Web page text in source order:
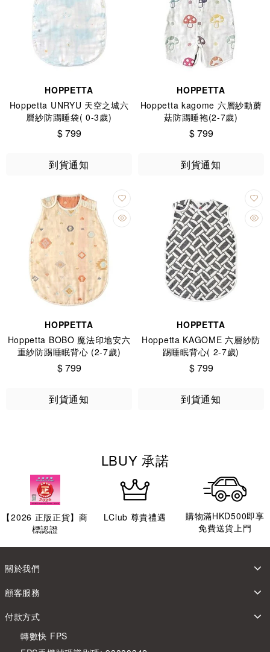
HOPPETTA
Hoppetta UNRYU 天空之城六
層紗防踢睡袋( 0-3歲)
$ 799
到貨通知
HOPPETTA
Hoppetta kagome 六層紗動蘑
菇防踢睡袍(2-7歲)
$ 799
到貨通知
HOPPETTA
Hoppetta BOBO 魔法印地安六
重紗防踢睡眠背心 (2-7歲)
$ 799
到貨通知
HOPPETTA
Hoppetta KAGOME 六層紗防
踢睡眠背心( 2-7歲)
$ 799
到貨通知
LBUY 承諾
【2026 正版正貨】商
標認證
LClub 尊貴禮遇
購物滿HKD500即享
免費送貨上門
關於我們
顧客服務
付款方式
轉數快 FPS